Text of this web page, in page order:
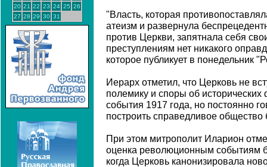
20 21 22 23 24 25 26
27 28 29 30 31
"Власть, которая
атеизм и развернула
против Церкви, запятнала себя
преступлениям нет никакого
которое публикует в понедельник
Иерарх отметил, что Церковь не
полемику и споры об
события 1917 года, но постоянно
построить справедливое общество
При этом митрополит Иларион
оценка революционным событиям
когда Церковь канонизировала